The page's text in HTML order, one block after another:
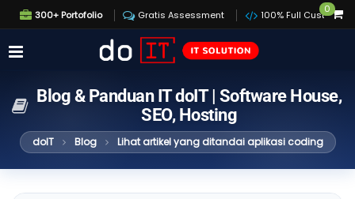
300+ Portofolio Gratis Assessment 100% Full Custom
0
Blog & Panduan IT doIT | Software House,
SEO, Hosting
doIT Blog Lihat artikel yang ditandai aplikasi coding